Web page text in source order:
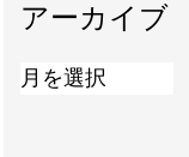
アーカイブ